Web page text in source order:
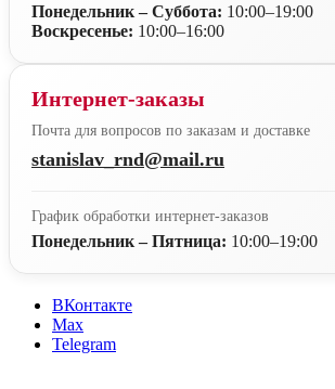
Понедельник – Суббота: 10:00–19:00
Воскресенье: 10:00–16:00
Интернет-заказы
Почта для вопросов по заказам и доставке
stanislav_rnd@mail.ru
График обработки интернет-заказов
Понедельник – Пятница: 10:00–19:00
ВКонтакте
Max
Telegram